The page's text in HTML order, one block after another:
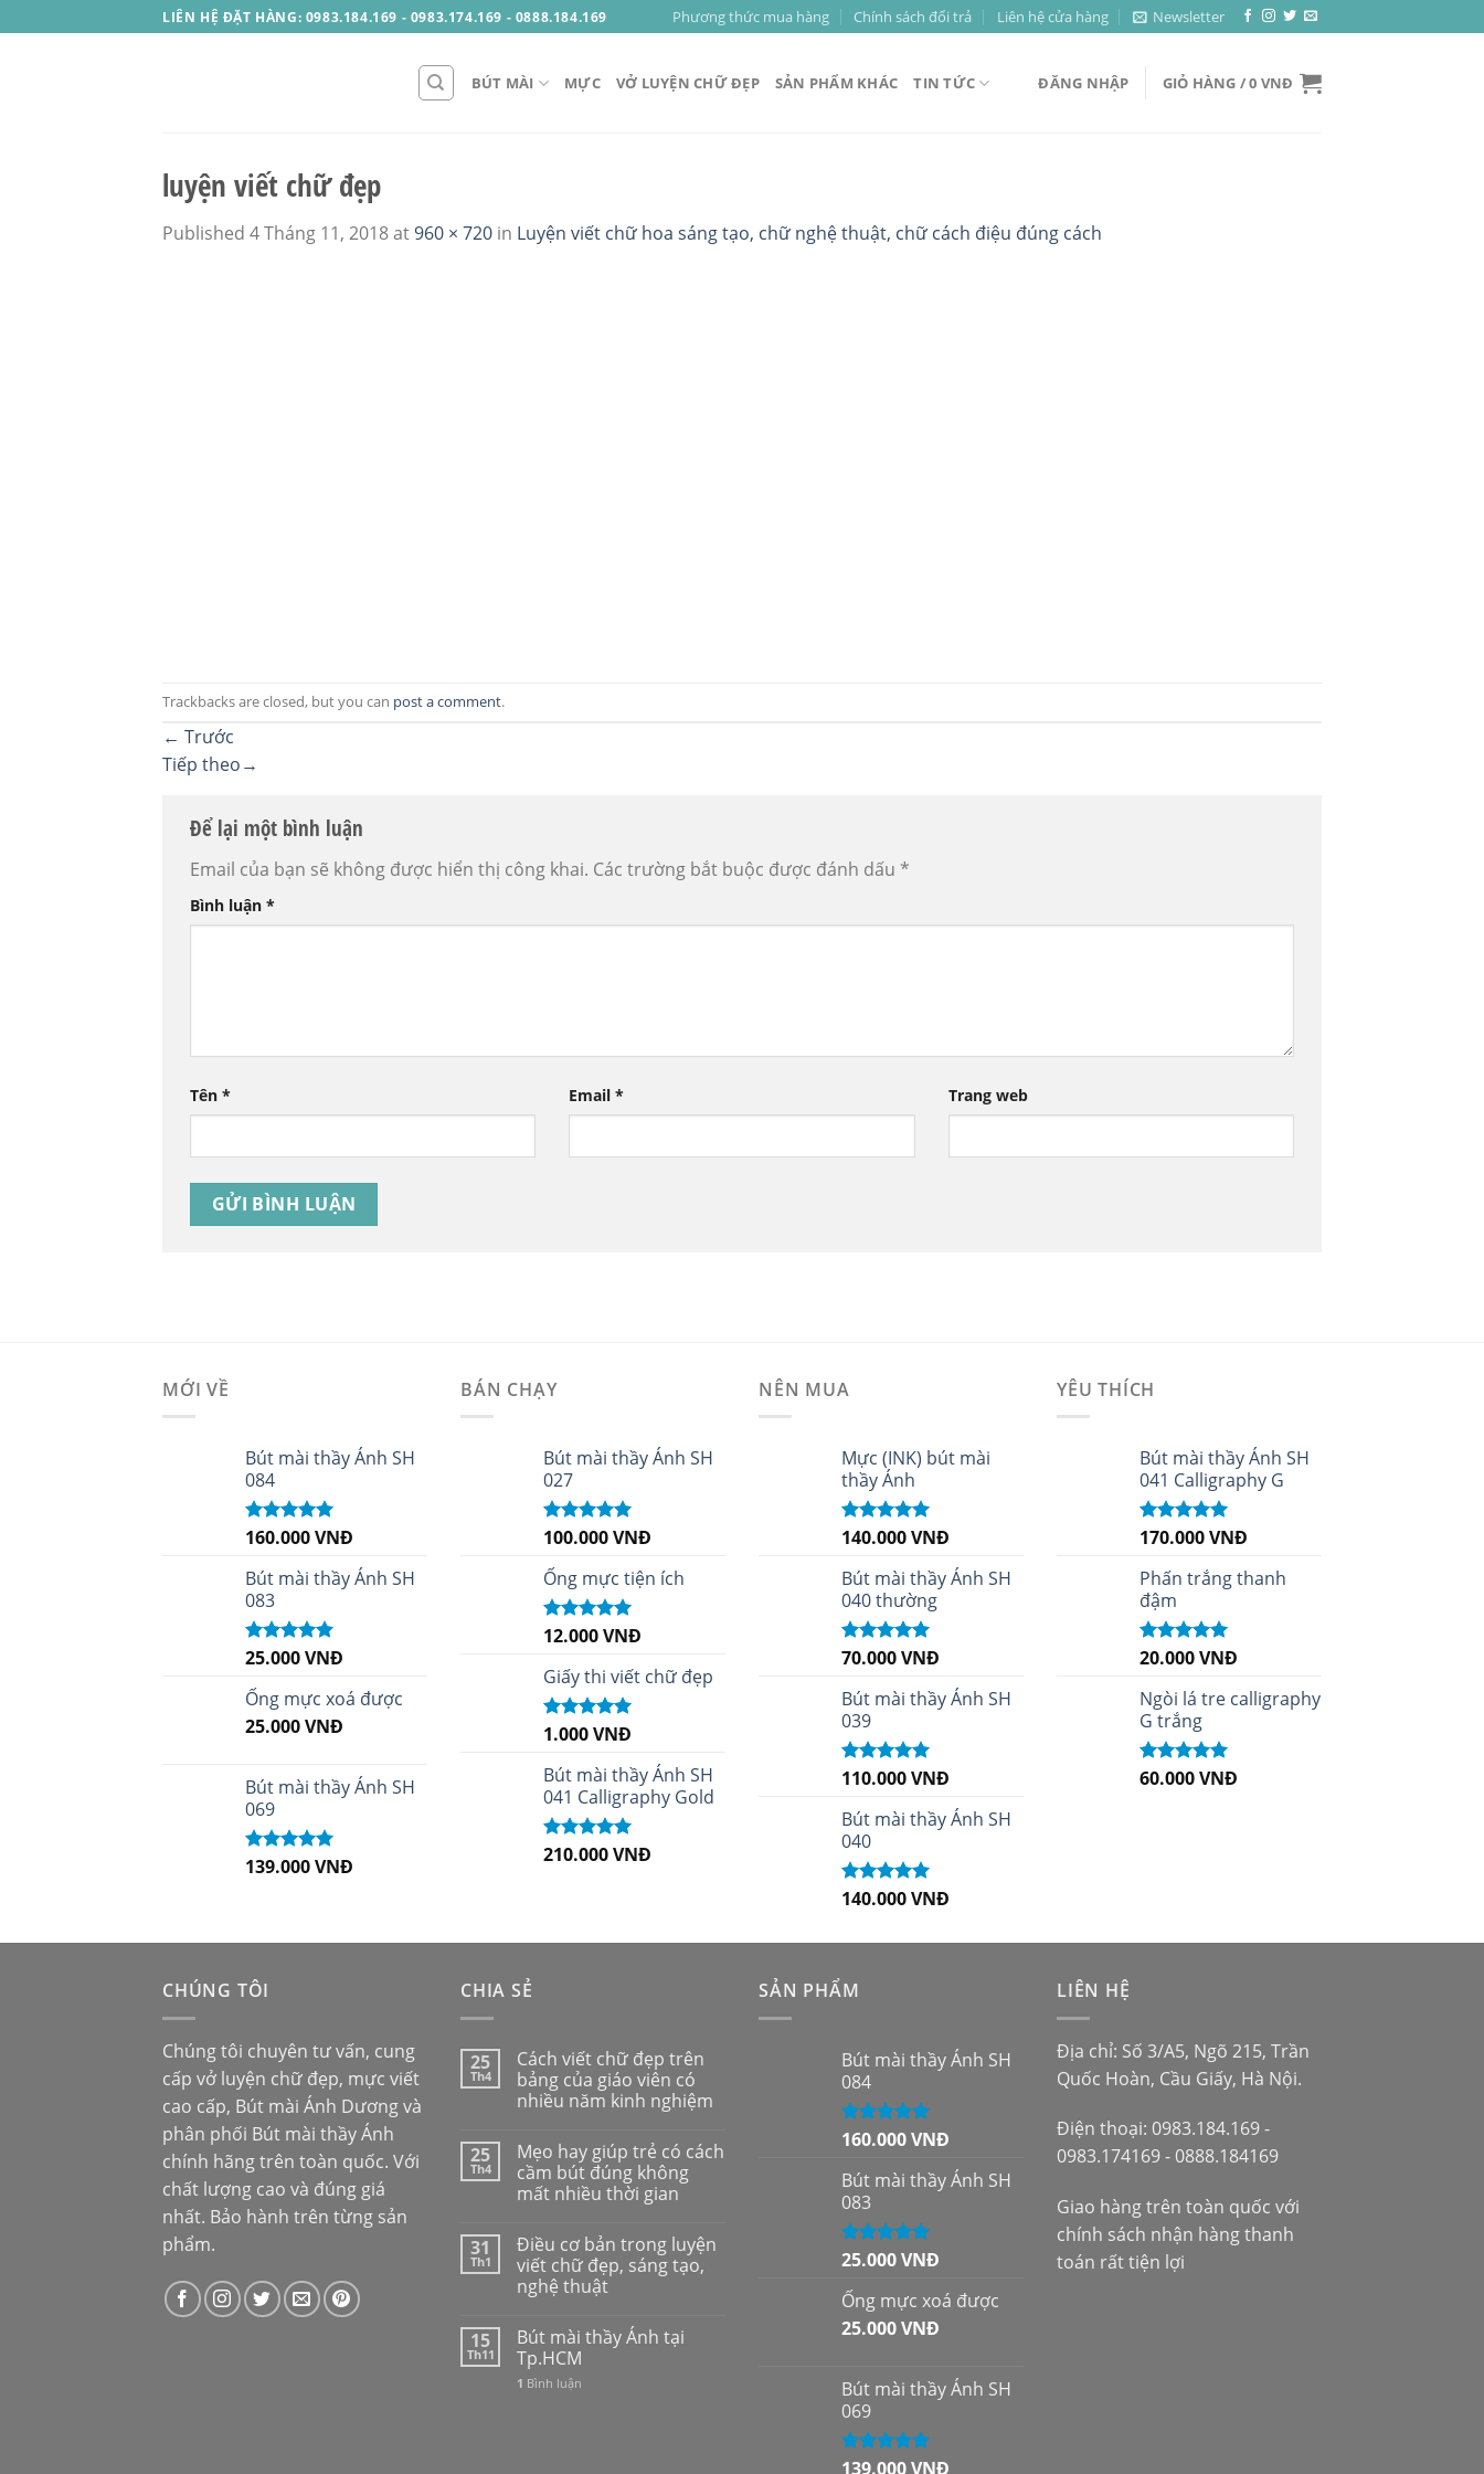
to
LIÊN HỆ ĐẶT HÀNG: 0983.184.169 - 0983.174.169 - 0888.184.169 Phương thức mua hàng Chính sách đổi trả Liên hệ cửa hàng Newsletter
BÚT MÀI MỰC VỞ LUYỆN CHỮ ĐẸP SẢN PHẨM KHÁC TIN TỨC ĐĂNG NHẬP GIỎ HÀNG /0 VNĐ
luyện viết chữ đẹp
Published 4 Tháng 11, 2018at960 × 720 in Luyện viết chữ hoa sáng tạo, chữ nghệ thuật, chữ cách điệu đúng cách
Trackbacks are closed, but you can post a comment.
← Trước
Tiếp theo→
Để lại một bình luận
Email của bạn sẽ không được hiển thị công khai. Các trường bắt buộc được đánh dấu *
Bình luận *
Tên * Email* Trang web
MỚI VỀ
Bút mài thầy Ánh SH
084
Được xếp
sao
160.000VNĐ
Bút mài thầy Ánh SH
083
Được xếp
sao
25.000VNĐ
Ống mực xoá được
25.000VNĐ
Bút mài thầy Ánh SH
069
Được xếp
139.000VNĐ
BÁN CHẠY
Bút mài thầy Ánh SH
027
Được xếp
sao
100.000VNĐ
Ống mực tiện ích
Được xếp
sao
12.000VNĐ
Giấy thi viết chữ đẹp
Được xếp
sao
1.000VNĐ
Bút mài thầy Ánh SH
041 Calligraphy Gold
Được xếp
210.000VNĐ
NÊN MUA
Mực (INK) bút mài
thầy Ánh
Được xếp
sao
140.000VNĐ
Bút mài thầy Ánh SH
040 thường
Được xếp
sao
70.000VNĐ
Bút mài thầy Ánh SH
039
Được xếp
sao
110.000VNĐ
Bút mài thầy Ánh SH
040
Được xếp
140.000VNĐ
YÊU THÍCH
Bút mài thầy Ánh SH
041 Calligraphy G
Được xếp
sao
170.000VNĐ
Phấn trắng thanh
đậm
Được xếp
sao
20.000VNĐ
Ngòi lá tre calligraphy
G trắng
Được xếp
60.000VNĐ
CHÚNG TÔI
Chúng tôi chuyên tư vấn, cung
cấp vở luyện chữ đẹp, mực viết
cao cấp, Bút mài Ánh Dươngvà
phân phối Bút mài thầy Ánh
chính hãng trên toàn quốc. Với
chất lượng cao và đúng giá
nhất. Bảo hành trên từng sản
phẩm.
CHIA SẺ
25
Th4
Cách viết chữ đẹp trên
bảng của giáo viên có
nhiều năm kinh nghiệm
25
Th4
Mẹo hay giúp trẻ có cách
cầm bút đúng không
mất nhiều thời gian
31
Th1
Điều cơ bản trong luyện
viết chữ đẹp, sáng tạo,
nghệ thuật
15
Th11
Bút mài thầy Ánh tại
Tp.HCM
1 Bình luận
SẢN PHẨM
Bút mài thầy Ánh SH
084
Được xếp
sao
160.000VNĐ
Bút mài thầy Ánh SH
083
Được xếp
sao
25.000VNĐ
Ống mực xoá được
25.000VNĐ
Bút mài thầy Ánh SH
069
Được xếp
139.000VNĐ
LIÊN HỆ
Địa chỉ: Số 3/A5, Ngõ 215, Trần
Quốc Hoàn, Cầu Giấy, Hà Nội.
Điện thoại: 0983.184.169 -
0983.174169 - 0888.184169
Giao hàng trên toàn quốc với
chính sách nhận hàng thanh
toán rất tiện lợi